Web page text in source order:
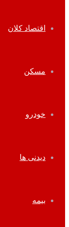
اقتصاد کلان
مسکن
خودرو
دیدنی ها
بیمه